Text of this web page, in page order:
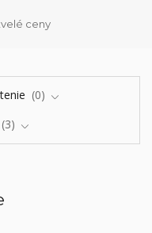
ceny
0
3